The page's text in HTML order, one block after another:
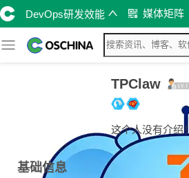
DevOps研发效能 媒体矩阵
TPClaw
这个人没有介绍！
基础信息